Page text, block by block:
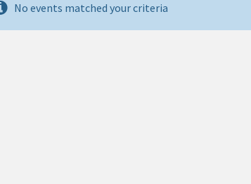
No events matched your criteria